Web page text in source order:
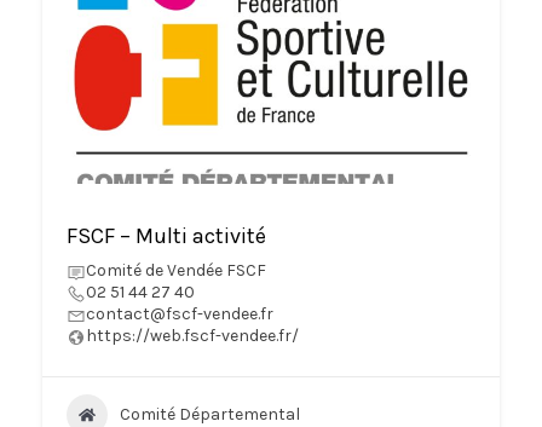
FSCF – Multi activité
Comité de Vendée FSCF
02 51 44 27 40
contact@fscf-vendee.fr
https://web.fscf-vendee.fr/
Comité Départemental